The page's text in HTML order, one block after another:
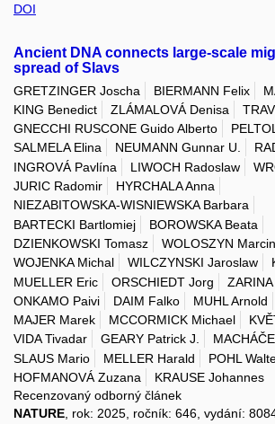
DOI
Ancient DNA connects large-scale
spread of Slavs
GRETZINGER Joscha BIERMANN Felix
KING Benedict
ZLÁMALOVÁ Denisa
GNECCHI RUSCONE Guido Alberto
SALMELA Elina
NEUMANN Gunnar U.
INGROVÁ Pavlína
LIWOCH Radoslaw
JURIC Radomir
HYRCHALA Anna
NIEZABITOWSKA-WISNIEWSKA Barbara
BARTECKI Bartlomiej
BOROWSKA Beata
DZIENKOWSKI Tomasz
WOLOSZYN Marcin
WOJENKA Michal
WILCZYNSKI Jaroslaw
MUELLER Eric
ORSCHIEDT Jorg
ONKAMO Paivi
DAIM Falko MUHL Arnold
MAJER Marek
MCCORMICK Michael
VIDA Tivadar
GEARY Patrick J.
SLAUS Mario
MELLER Harald
POHL
HOFMANOVÁ Zuzana
KRAUSE Johannes
Recenzovaný odborný článek
NATURE , rok: 2025, ročník: 646, vydání: